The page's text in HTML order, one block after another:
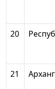
20
21